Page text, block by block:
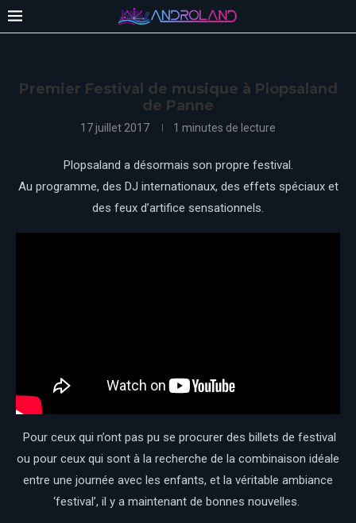
Premier Festival de musique à Plopsaland
de Panne
17 juillet 2017 1 minutes de lecture
Plopsaland a désormais son propre festival.
Au programme, des DJ internationaux, des effets spéciaux et
des feux d’artifice sensationnels.
Pour ceux qui n’ont pas pu se procurer des billets de festival
ou pour ceux qui sont à la recherche de la combinaison idéale
entre une journée avec les enfants, et la véritable ambiance
‘festival’, il y a maintenant de bonnes nouvelles.